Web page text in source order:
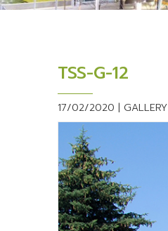
TSS-G-12
17/02/2020 | GALLERY